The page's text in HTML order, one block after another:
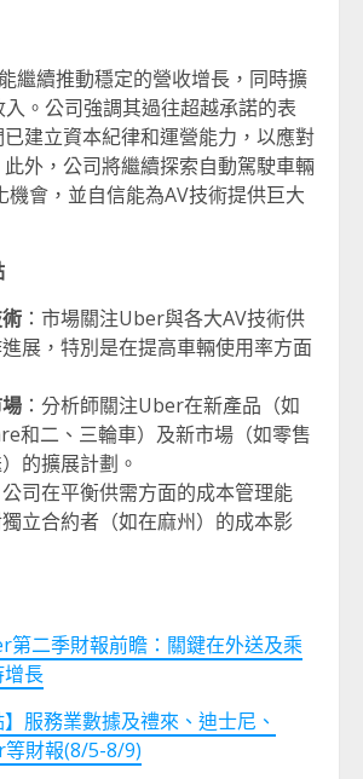
繼續推動穩定的營收增長，同時擴
入。公司強調其過往超越承諾的表
建立資本紀律和運營能力，以應對
外，公司將繼續探索自動駕駛車輛
機會，並自信能為AV技術提供巨大
：市場關注Uber與各大AV技術供
展，特別是在提高車輛使用率方面
：分析師關注Uber在新產品（如
和二、三輪車）及新市場（如零售
的擴展計劃。
公司在平衡供需方面的成本管理能
立合約者（如在麻州）的成本影
第二季財報前瞻：關鍵在外送及乘
長
】服務業數據及禮來、迪士尼、
財報(8/5-8/9)